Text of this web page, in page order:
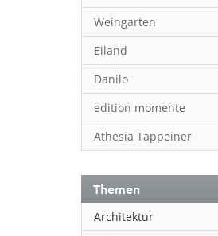
Weingarten
Eiland
Danilo
edition momente
Athesia Tappeiner
Themen
Architektur